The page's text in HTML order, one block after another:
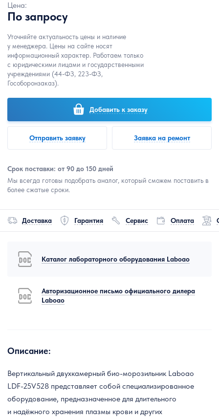
Цена:
По запросу
Уточняйте актуальность цены и наличие
у менеджера. Цены на сайте носят
информационный характер. Работаем только
с юридическими лицами и государственными
учреждениями (44-ФЗ, 223-ФЗ,
Гособоронзаказ).
Добавить к заказу
Отправить заявку Заявка на ремонт
Срок поставки: от 90 до 150 дней
Мы всегда готовы подобрать аналог, который сможем поставить в
более сжатые сроки.
Доставка Гарантия Сервис Оплата
Каталог лабораторного оборудования Laboao
Авторизационное письмо официального дилера
Laboao
Описание:
Вертикальный двухкамерный био-морозильник Laboao
LDF-25V528 представляет собой специализированное
оборудование, предназначенное для длительного
и надёжного хранения плазмы крови и других